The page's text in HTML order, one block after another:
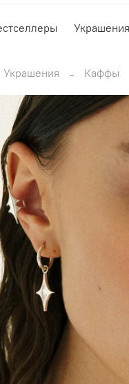
Украшения
Украшения Каффы